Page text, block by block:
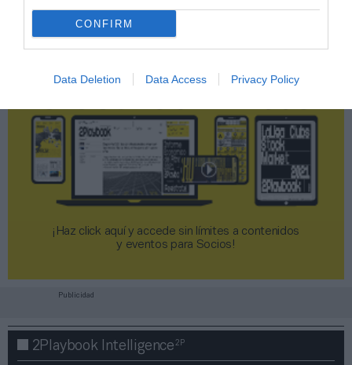
CONFIRM
Data Deletion Data Access Privacy Policy
¡Haz click aquí y accede sin límites a contenidos
y eventos para Socios!​​​​​​​
Publicidad
2Playbook Intelligence2P